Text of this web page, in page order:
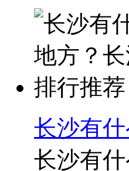
长沙有
长沙有